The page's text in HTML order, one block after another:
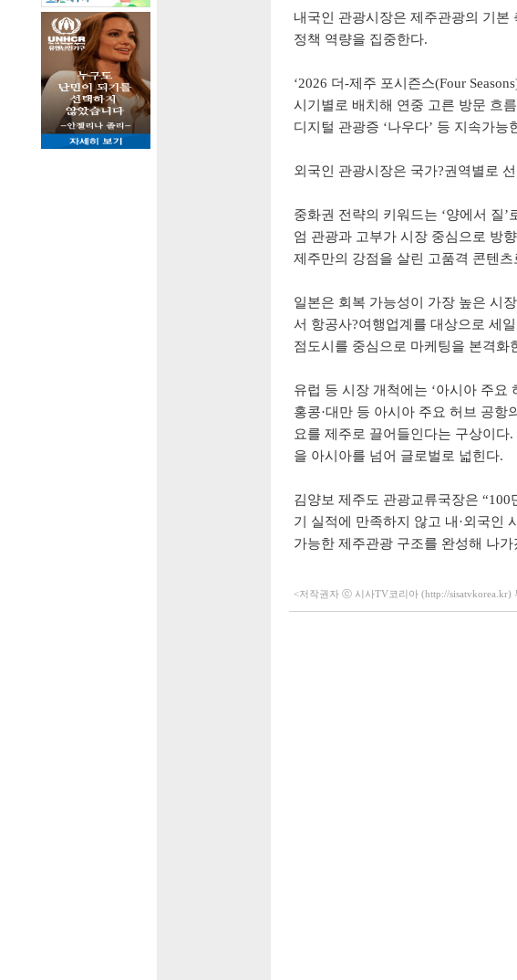
내국인 관광시장은 제주관광의 기본
정책 역량을 집중한다.
‘2026 더-제주 포시즌스(Four
시기별로 배치해 연중 고른 방문 흐
디지털 관광증 ‘나우다’ 등 지속가능
외국인 관광시장은 국가?권역별로
중화권 전략의 키워드는 ‘양에서 질’
엄 관광과 고부가 시장 중심으로 방
제주만의 강점을 살린 고품격 콘텐
일본은 회복 가능성이 가장 높은 시
서 항공사?여행업계를 대상으로 세
점도시를 중심으로 마케팅을 본격화
유럽 등 시장 개척에는 ‘아시아 주요
홍콩·대만 등 아시아 주요 허브 공항
요를 제주로 끌어들인다는 구상이다.
을 아시아를 넘어 글로벌로 넓힌다.
김양보 제주도 관광교류국장은 “100
기 실적에 만족하지 않고 내 ·외국인
가능한 제주관광 구조를 완성해 나가
<저작권자 ⓒ 시사TV코리아 (http://sisatvkorea.kr)